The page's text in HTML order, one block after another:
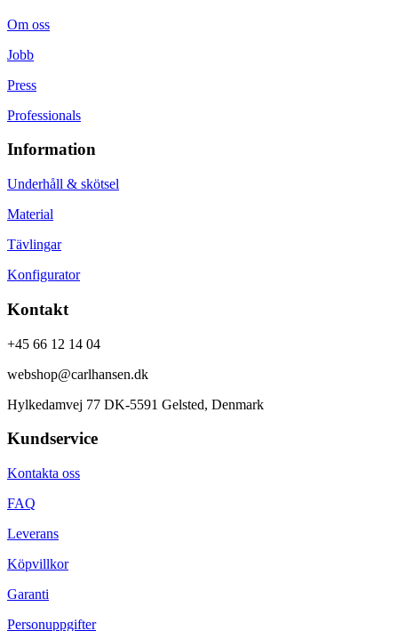
Om oss
Jobb
Press
Professionals
Information
Underhåll & skötsel
Material
Tävlingar
Konfigurator
Kontakt
+45 66 12 14 04
webshop@carlhansen.dk
Hylkedamvej 77 DK-5591 Gelsted, Denmark
Kundservice
Kontakta oss
FAQ
Leverans
Köpvillkor
Garanti
Personuppgifter